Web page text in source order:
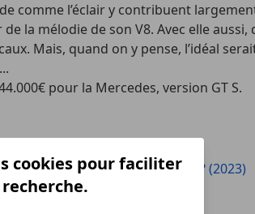
comme l’éclair y contribuent
la mélodie de son V8. Avec elle
Mais, quand on y pense, l’idéal
pour la Mercedes, version GT S.
le même et on recommence ? (2023)
cookies pour faciliter